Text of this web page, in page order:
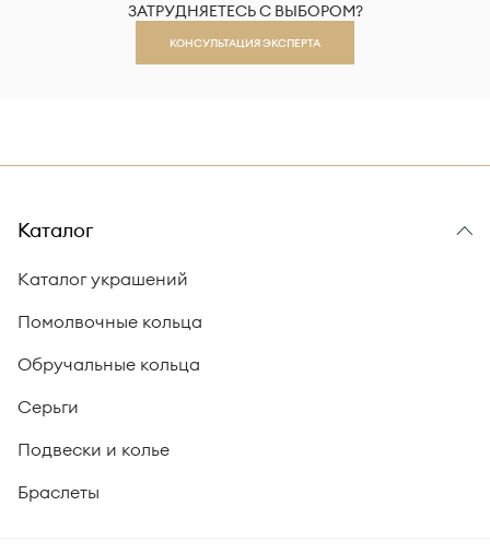
ЗАТРУДНЯЕТЕСЬ С ВЫБОРОМ?
КОНСУЛЬТАЦИЯ ЭКСПЕРТА
Каталог
Каталог украшений
Помолвочные кольца
Обручальные кольца
Серьги
Подвески и колье
Браслеты